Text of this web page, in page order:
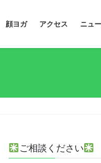
顔ヨガ アクセス ニュ
ご相談ください